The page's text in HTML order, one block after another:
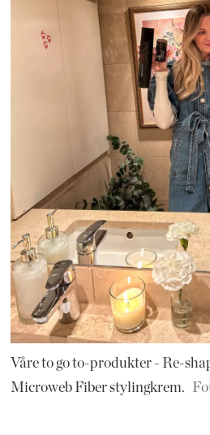
Våre to go to-produkter - Re-
Microweb Fiber stylingkrem.